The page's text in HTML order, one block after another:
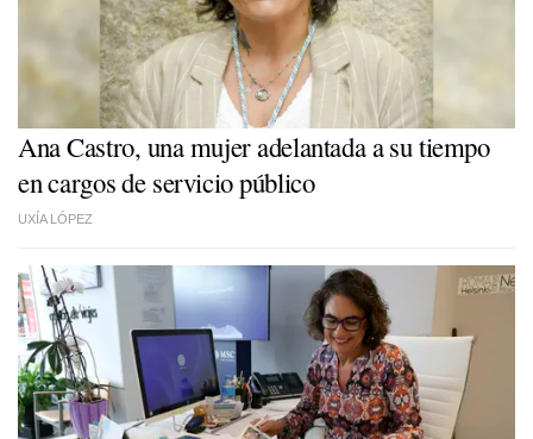
Ana Castro, una mujer adelantada a su tiempo
en cargos de servicio público
UXÍA LÓPEZ